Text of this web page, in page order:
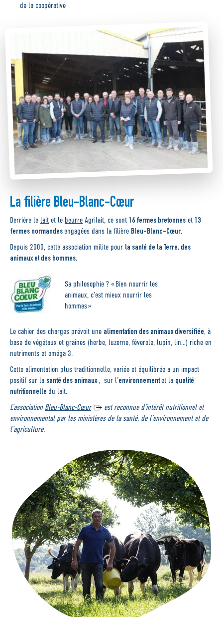
de la coopérative
La filière Bleu-Blanc-Cœur
Derrière le lait et le beurre Agrilait , ce sont 16 fermes bretonnes et 13
fermes normandes engagées dans la filière Bleu-Blanc-Cœur.
Depuis 2000, cette association milite pour la santé de la Terre, des
animaux et des hommes.
Sa philosophie ? « Bien nourrir les
animaux, c’est mieux nourrir les
hommes »
Le cahier des charges prévoit une alimentation des animaux diversifiée , à
base de végétaux et graines (herbe, luzerne, féverole, lupin, lin…) riche en
nutriments et oméga 3.
Cette alimentation plus traditionnelle, variée et équilibrée a un impact
positif sur la santé des animaux , sur l’environnement et la qualité
nutritionnelle du lait.
L’association Bleu-Blanc-Cœur
est reconnue d’intérêt nutritionnel et
environnemental par les ministères de la santé, de l’environnement et de
l’agriculture.